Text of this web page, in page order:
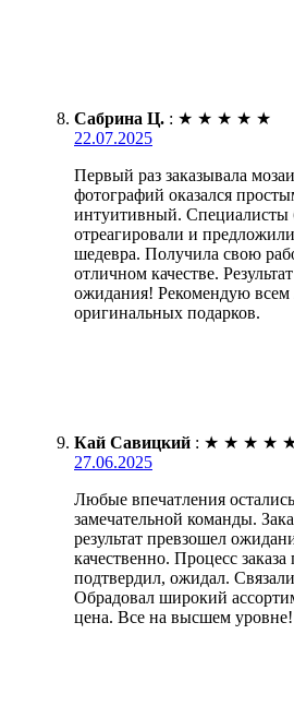
Сабрина Ц. : ★ ★ ★ ★ ★
22.07.2025
Первый раз заказывала
фотографий оказался
интуитивный. Специалисты
отреагировали и
шедевра. Получила свою
отличном качестве.
ожидания! Рекомендую
оригинальных подарков.
Кай Савицкий : ★ ★ ★ ★
27.06.2025
Любые впечатления
замечательной команды.
результат превзошел
качественно. Процесс
подтвердил, ожидал.
Обрадовал широкий
цена. Все на высшем уровне!